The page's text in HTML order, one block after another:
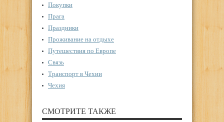
Покупки
Прага
Праздники
Проживание на отдыхе
Путешествия по Европе
Связь
Транспорт в Чехии
Чехия
СМОТРИТЕ ТАКЖЕ